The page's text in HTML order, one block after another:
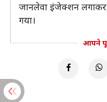
जानलेवा इंजेक्शन लगाकर
गया।
आपने